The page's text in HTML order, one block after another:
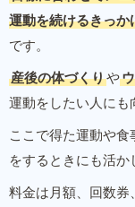
運動を続けるきっか
です。
産後の体づくりや
運動をしたい人にも
ここで得た運動や
をするときにも活か
料金は月額、回数